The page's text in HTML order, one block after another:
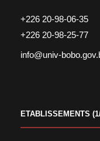
+226 20-98-06-35
+226 20-98-25-77
info@univ-
ETABLISSEMENTS